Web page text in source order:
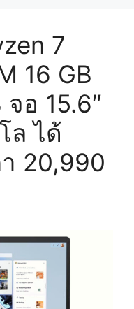
7
16 GB
จอ 15.6″
ล ได้
20,990